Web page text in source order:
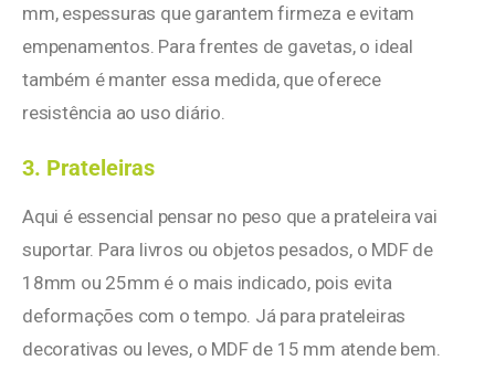
mm, espessuras que garantem firmeza e evitam
empenamentos. Para frentes de gavetas, o ideal
também é manter essa medida, que oferece
resistência ao uso diário.
3. Prateleiras
Aqui é essencial pensar no peso que a prateleira vai
suportar. Para livros ou objetos pesados, o MDF de
18mm ou 25mm é o mais indicado, pois evita
deformações com o tempo. Já para prateleiras
decorativas ou leves, o MDF de 15 mm atende bem.